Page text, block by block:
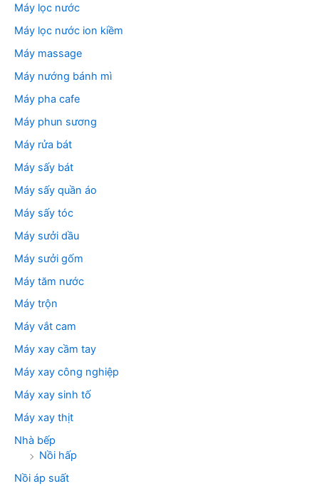
Máy lọc nước
Máy lọc nước ion kiềm
Máy massage
Máy nướng bánh mì
Máy pha cafe
Máy phun sương
Máy rửa bát
Máy sấy bát
Máy sấy quần áo
Máy sấy tóc
Máy sưởi dầu
Máy sưởi gốm
Máy tăm nước
Máy trộn
Máy vắt cam
Máy xay cầm tay
Máy xay công nghiệp
Máy xay sinh tố
Máy xay thịt
Nhà bếp
Nồi hấp
Nồi áp suất